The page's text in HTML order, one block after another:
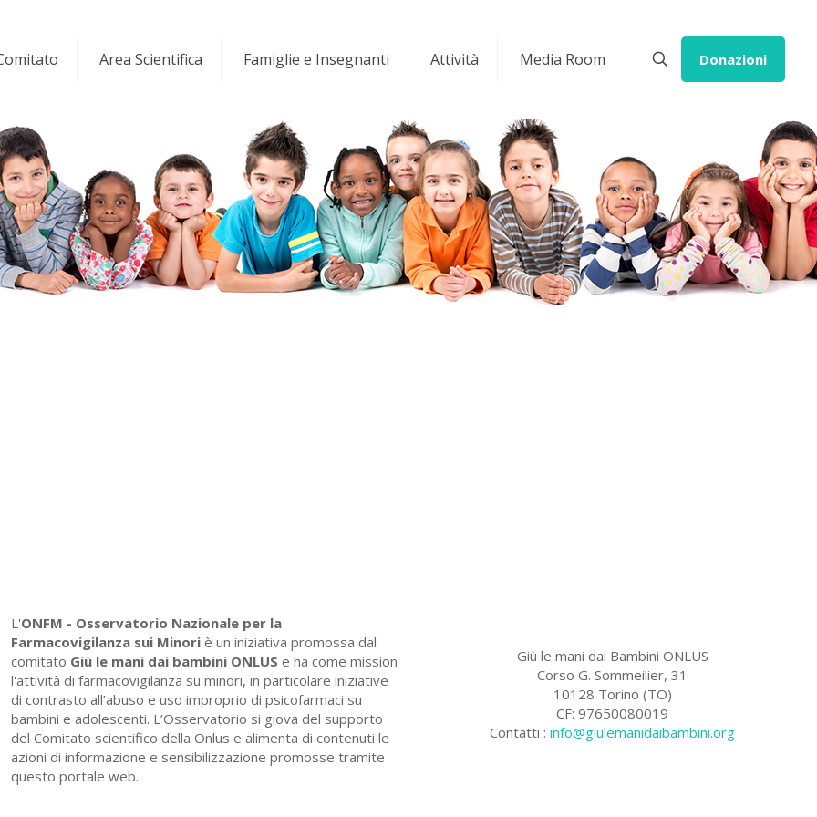
Area Scientifica Famiglie e Insegnanti Attività Media Room Donazioni
L'ONFM - Osservatorio Nazionale per la
Farmacovigilanza sui Minori è un iniziativa promossa dal
comitato Giù le mani dai bambini ONLUS e ha come mission
l'attività di farmacovigilanza su minori, in particolare iniziative
di contrasto all’abuso e uso improprio di psicofarmaci su
bambini e adolescenti. L’Osservatorio si giova del supporto
del Comitato scientifico della Onlus e alimenta di contenuti le
azioni di informazione e sensibilizzazione promosse tramite
questo portale web.
Giù le mani dai Bambini ONLUS
Corso G. Sommeilier, 31
10128 Torino (TO)
CF: 97650080019
Contatti :info@giulemanidaibambini.org